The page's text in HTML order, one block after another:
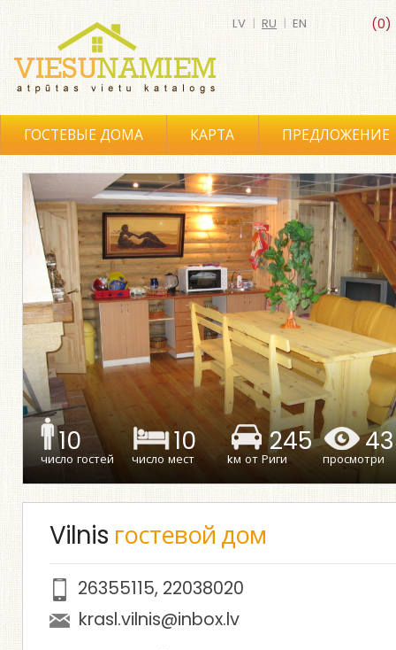
(0)
LV | RU | EN
ГОСТЕВЫЕ ДОМА КАРТА ПРЕДЛОЖЕНИЕ
10
число гостей
10
число мест
245
kм от Риги просмотри
Vilnis гостевой дом
26355115, 22038020
krasl.vilnis@inbox.lv